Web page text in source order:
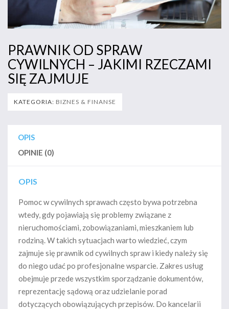
PRAWNIK OD SPRAW
CYWILNYCH – JAKIMI RZECZAMI
SIĘ ZAJMUJE
KATEGORIA: BIZNES & FINANSE
OPIS
OPINIE (0)
OPIS
Pomoc w cywilnych sprawach często bywa potrzebna
wtedy, gdy pojawiają się problemy związane z
nieruchomościami, zobowiązaniami, mieszkaniem lub
rodziną. W takich sytuacjach warto wiedzieć, czym
zajmuje się prawnik od cywilnych spraw i kiedy należy się
do niego udać po profesjonalne wsparcie. Zakres usług
obejmuje przede wszystkim sporządzanie dokumentów,
reprezentację sądową oraz udzielanie porad
dotyczących obowiązujących przepisów. Do kancelarii